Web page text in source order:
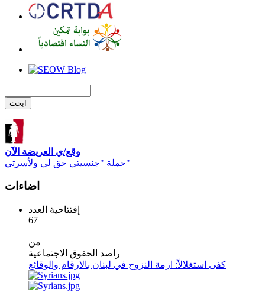
وقع/ي العريضة الآن
حملة "جنسيتي حق لي ولأسرتي"
اضاءات
إفتتاحية العدد
67
من
راصد الحقوق الاجتماعية
كفى استغلالاً: ازمة النزوح في لبنان بالارقام والوقائع